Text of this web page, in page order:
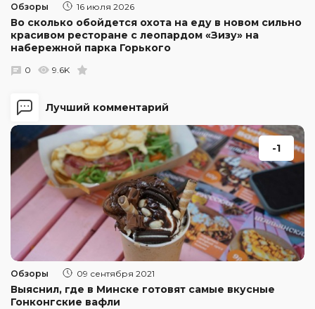
Лучший комментарий
-1
Обзоры 09 сентября 2021
Выяснил, где в Минске готовят самые вкусные
Гонконгские вафли
Обзоры 16 июля 2026
Во сколько обойдется охота на еду в новом сильно
красивом ресторане с леопардом «Зизу» на
набережной парка Горького
0 9.6K